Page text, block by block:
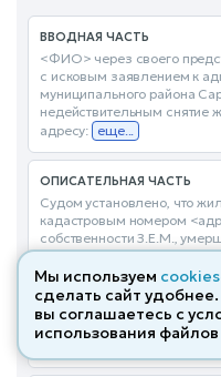
ВВОДНАЯ ЧАСТЬ
<ФИО> через своего
с исковым заявлением к
муниципального района
недействительным снятие
адресу: еще...
ОПИСАТЕЛЬНАЯ ЧАСТЬ
Судом установлено, что
кадастровым номером
собственности З.Е.М.,
однозначно установлено
МОТИВИРОВОЧНАЯ ЧАСТЬ
Вместе с тем, из
дом, принадлежащий
Мы используем
сделать сайт
вы соглашаетесь с
использования